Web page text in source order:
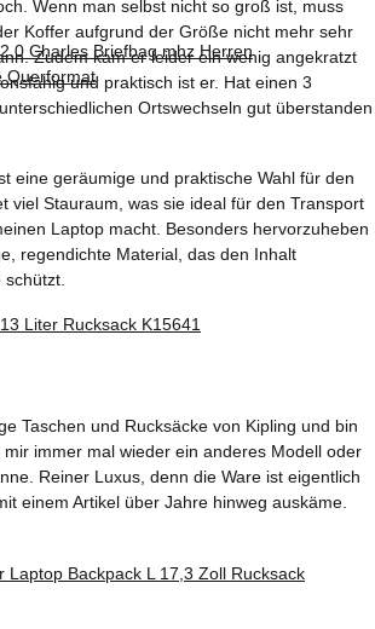
Wenn man selbst nicht so groß ist, muss
Koffer aufgrund der Größe nicht mehr sehr
Zudem kam er leider ein wenig angekratzt
und praktisch ist er. Hat einen 3
Ortswechseln gut überstanden
eine geräumige und praktische Wahl für den
viel Stauraum, was sie ideal für den Transport
Laptop macht. Besonders hervorzuheben
regendichte Material, das den Inhalt
Taschen und Rucksäcke von Kipling und bin
immer mal wieder ein anderes Modell oder
Reiner Luxus, denn die Ware ist eigentlich
einem Artikel über Jahre hinweg auskäme.